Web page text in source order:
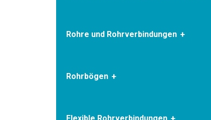
Rohre und Rohrverbindungen
Rohrbögen